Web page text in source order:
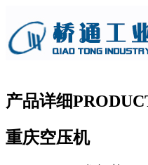
产品详细
重庆空压机